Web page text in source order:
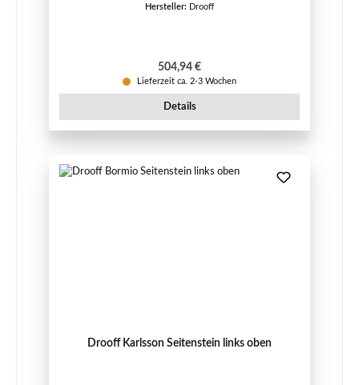
Hersteller: Drooff
Regulärer Preis:
504,94 €
Lieferzeit ca. 2-3 Wochen
Details
Drooff Karlsson Seitenstein links oben